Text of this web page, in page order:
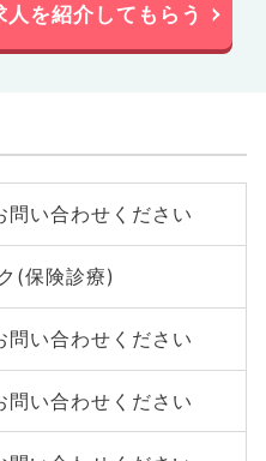
を紹介してもらう
問い合わせください
(保険診療)
問い合わせください
問い合わせください